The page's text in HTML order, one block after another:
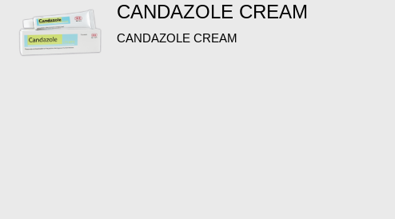
CANDAZOLE CREAM
CANDAZOLE CREAM